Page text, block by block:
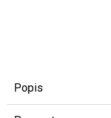
Popis